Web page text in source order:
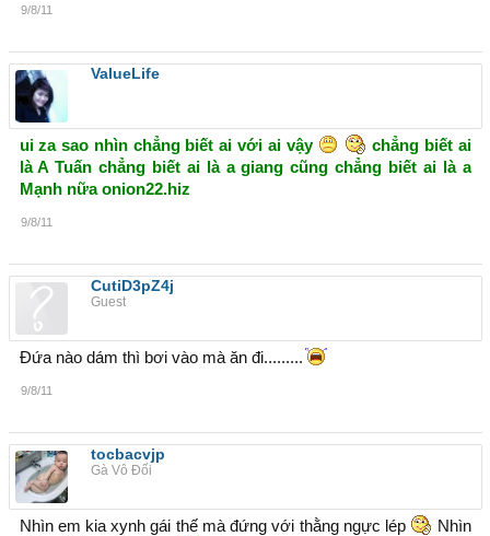
9/8/11
ValueLife
ui za sao nhìn chẳng biết ai với ai vậy
chẳng biết ai
là A Tuấn chẳng biết ai là a giang cũng chẳng biết ai là a
Mạnh nữa onion22.hiz
9/8/11
CutiD3pZ4j
Guest
Đứa nào dám thì bơi vào mà ăn đi.........
9/8/11
tocbacvjp
Gà Vô Đối
Nhìn em kia xynh gái thế mà đứng với thằng ngực lép
Nhìn